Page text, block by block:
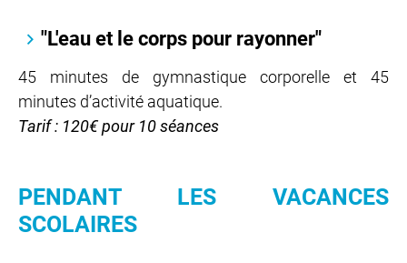
"L'eau et le corps pour rayonner"
45 minutes de gymnastique corporelle et 45
minutes d’activité aquatique.
Tarif : 120€ pour 10 séances
PENDANT LES VACANCES
SCOLAIRES